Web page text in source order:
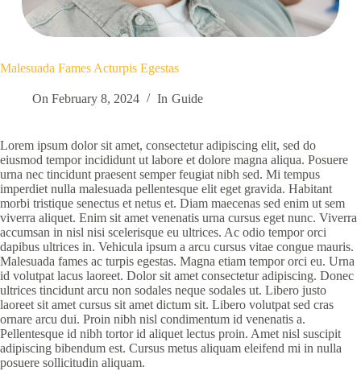
Malesuada Fames Acturpis Egestas
On February 8, 2024 In Guide
Lorem ipsum dolor sit amet, consectetur adipiscing elit, sed do
eiusmod tempor incididunt ut labore et dolore magna aliqua. Posuere
urna nec tincidunt praesent semper feugiat nibh sed. Mi tempus
imperdiet nulla malesuada pellentesque elit eget gravida. Habitant
morbi tristique senectus et netus et. Diam maecenas sed enim ut sem
viverra aliquet. Enim sit amet venenatis urna cursus eget nunc. Viverra
accumsan in nisl nisi scelerisque eu ultrices. Ac odio tempor orci
dapibus ultrices in. Vehicula ipsum a arcu cursus vitae congue mauris.
Malesuada fames ac turpis egestas. Magna etiam tempor orci eu. Urna
id volutpat lacus laoreet. Dolor sit amet consectetur adipiscing. Donec
ultrices tincidunt arcu non sodales neque sodales ut. Libero justo
laoreet sit amet cursus sit amet dictum sit. Libero volutpat sed cras
ornare arcu dui. Proin nibh nisl condimentum id venenatis a.
Pellentesque id nibh tortor id aliquet lectus proin. Amet nisl suscipit
adipiscing bibendum est. Cursus metus aliquam eleifend mi in nulla
posuere sollicitudin aliquam.